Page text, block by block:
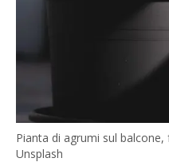
Pianta di agrumi sul
Unsplash